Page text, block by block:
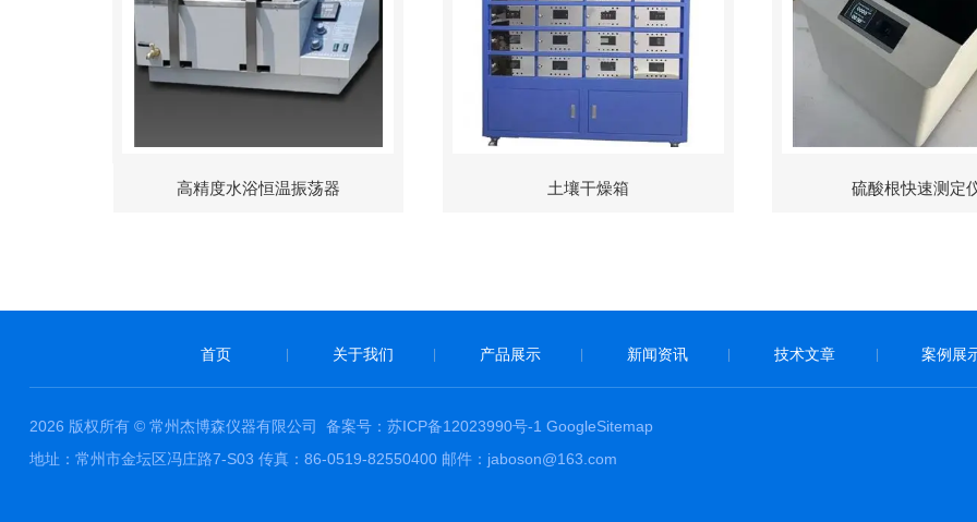
高精度水浴恒温振荡器 土壤干燥箱 硫酸根快速测定
首页 关于我们 产品展示 新闻资讯 技术文章 案例展
2026 版权所有 © 常州杰博森仪器有限公司 备案号：苏ICP备12023990号-1 GoogleSitemap
地址：常州市金坛区冯庄路7-S03 传真：86-0519-82550400 邮件：jaboson@163.com